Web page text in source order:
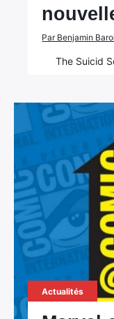
Par Benjamin
The Suicid
Actualités
Rechercher
: